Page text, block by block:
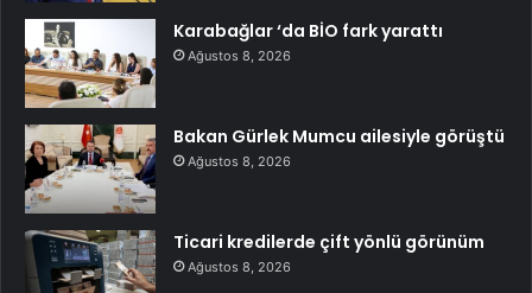
Karabağlar ‘da BİO fark yarattı
Ağustos 8, 2026
Bakan Gürlek Mumcu ailesiyle görüştü
Ağustos 8, 2026
Ticari kredilerde çift yönlü görünüm
Ağustos 8, 2026